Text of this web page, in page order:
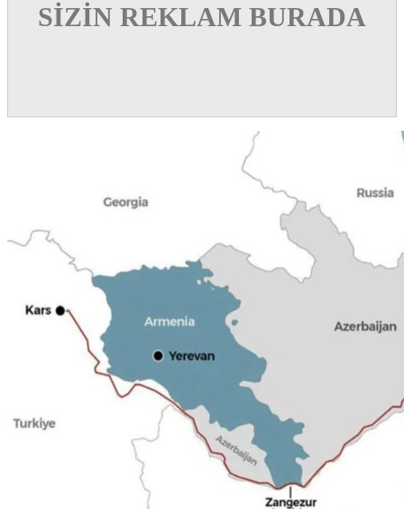
SİZİN REKLAM BURADA